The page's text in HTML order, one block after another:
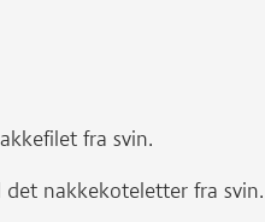
fra svin.
nakkekoteletter fra svin.